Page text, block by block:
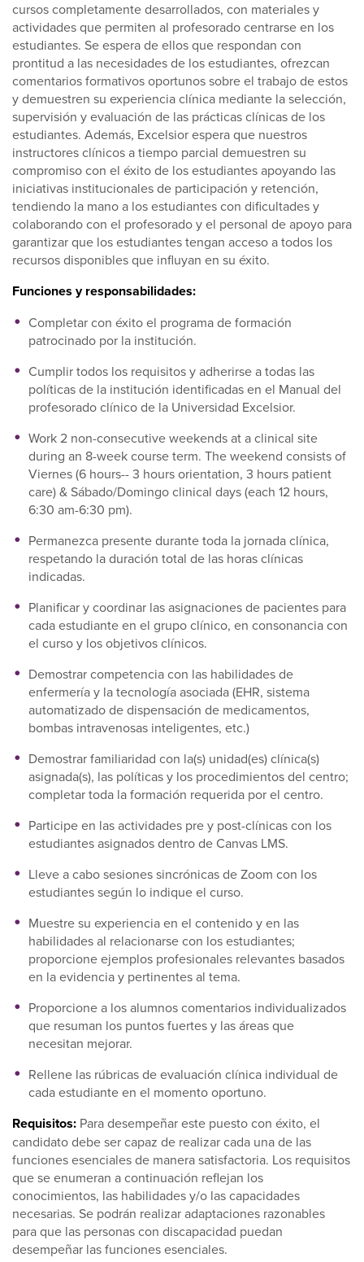
cursos completamente desarrollados, con materiales y
actividades que permiten al profesorado centrarse en los
estudiantes. Se espera de ellos que respondan con
prontitud a las necesidades de los estudiantes, ofrezcan
comentarios formativos oportunos sobre el trabajo de estos
y demuestren su experiencia clínica mediante la selección,
supervisión y evaluación de las prácticas clínicas de los
estudiantes. Además, Excelsior espera que nuestros
instructores clínicos a tiempo parcial demuestren su
compromiso con el éxito de los estudiantes apoyando las
iniciativas institucionales de participación y retención,
tendiendo la mano a los estudiantes con dificultades y
colaborando con el profesorado y el personal de apoyo para
garantizar que los estudiantes tengan acceso a todos los
recursos disponibles que influyan en su éxito.
Funciones y responsabilidades:
Completar con éxito el programa de formación
patrocinado por la institución.
Cumplir todos los requisitos y adherirse a todas las
políticas de la institución identificadas en el Manual del
profesorado clínico de la Universidad Excelsior.
Work 2 non-consecutive weekends at a clinical site
during an 8-week course term. The weekend consists of
Viernes (6 hours-- 3 hours orientation, 3 hours patient
care) & Sábado/Domingo clinical days (each 12 hours,
6:30 am-6:30 pm).
Permanezca presente durante toda la jornada clínica,
respetando la duración total de las horas clínicas
indicadas.
Planificar y coordinar las asignaciones de pacientes para
cada estudiante en el grupo clínico, en consonancia con
el curso y los objetivos clínicos.
Demostrar competencia con las habilidades de
enfermería y la tecnología asociada (EHR, sistema
automatizado de dispensación de medicamentos,
bombas intravenosas inteligentes, etc.)
Demostrar familiaridad con la(s) unidad(es) clínica(s)
asignada(s), las políticas y los procedimientos del centro;
completar toda la formación requerida por el centro.
Participe en las actividades pre y post-clínicas con los
estudiantes asignados dentro de Canvas LMS.
Lleve a cabo sesiones sincrónicas de Zoom con los
estudiantes según lo indique el curso.
Muestre su experiencia en el contenido y en las
habilidades al relacionarse con los estudiantes;
proporcione ejemplos profesionales relevantes basados
en la evidencia y pertinentes al tema.
Proporcione a los alumnos comentarios individualizados
que resuman los puntos fuertes y las áreas que
necesitan mejorar.
Rellene las rúbricas de evaluación clínica individual de
cada estudiante en el momento oportuno.
Requisitos: Para desempeñar este puesto con éxito, el
candidato debe ser capaz de realizar cada una de las
funciones esenciales de manera satisfactoria. Los requisitos
que se enumeran a continuación reflejan los
conocimientos, las habilidades y/o las capacidades
necesarias. Se podrán realizar adaptaciones razonables
para que las personas con discapacidad puedan
desempeñar las funciones esenciales.